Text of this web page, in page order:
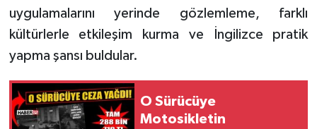
uygulamalarını yerinde gözlemleme, farklı
kültürlerle etkileşim kurma ve İngilizce pratik
yapma şansı buldular.
O Sürücüye
Motosikletin